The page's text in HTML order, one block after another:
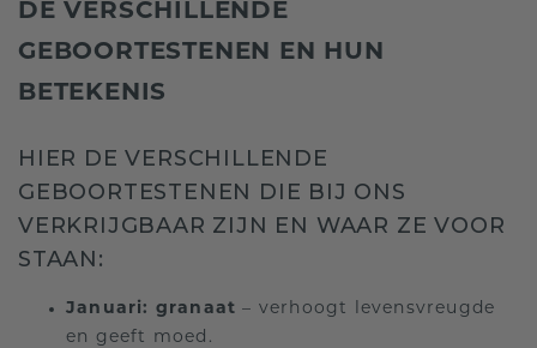
DE VERSCHILLENDE
GEBOORTESTENEN EN HUN
BETEKENIS
HIER DE VERSCHILLENDE
GEBOORTESTENEN DIE BIJ ONS
VERKRIJGBAAR ZIJN EN WAAR ZE VOOR
STAAN:
Januari: granaat – verhoogt levensvreugde
en geeft moed.